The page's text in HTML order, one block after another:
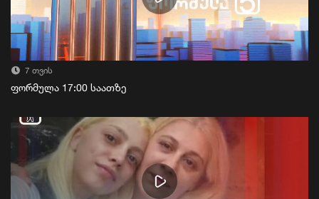
7 თვის
ფორმულა 17:00 საათზე